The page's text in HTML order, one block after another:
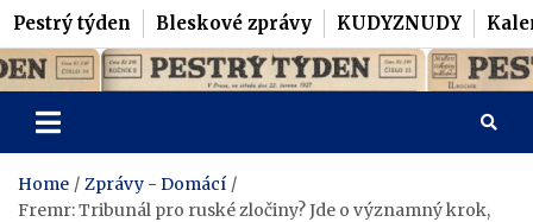
Pestrý týden Bleskové zprávy KUDYZNUDY
Skip
to
content
Pestrý Týden
Home
Zprávy - Domácí
Fremr: Tribunál pro ruské zločiny? Jde o významný krok,